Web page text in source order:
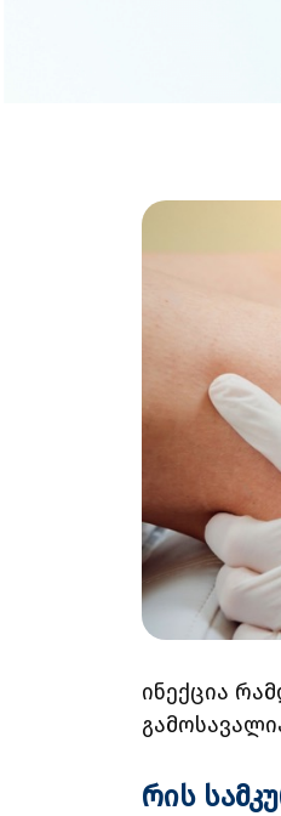
ინექცია
რის